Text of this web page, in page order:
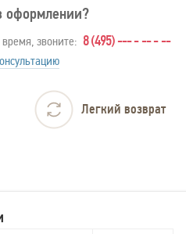
оформлении?
время, звоните: 8 (495) --- - -- - --
Легкий возврат